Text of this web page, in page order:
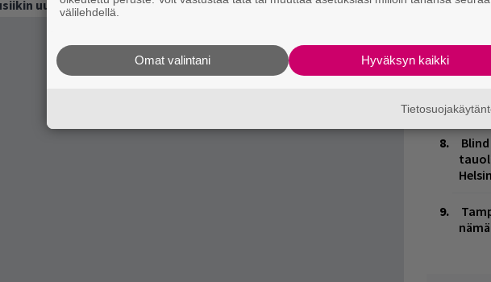
uutiset ja puheenaiheet suoraan sähköpostiin tästä.
Kent
10-
välilehdellä.
Hyväksyn kaikki
Omat valintani